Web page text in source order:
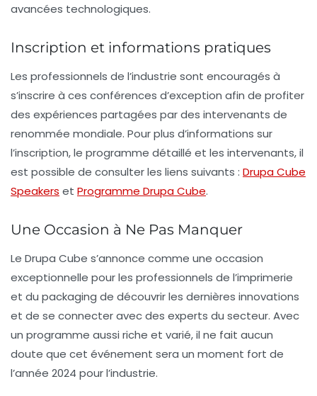
avancées technologiques.
Inscription et informations pratiques
Les professionnels de l’industrie sont encouragés à
s’inscrire à ces conférences d’exception afin de profiter
des expériences partagées par des intervenants de
renommée mondiale. Pour plus d’informations sur
l’inscription, le programme détaillé et les intervenants, il
est possible de consulter les liens suivants : Drupa Cube
Speakers et Programme Drupa Cube.
Une Occasion à Ne Pas Manquer
Le Drupa Cube s’annonce comme une occasion
exceptionnelle pour les professionnels de l’imprimerie
et du packaging de découvrir les dernières innovations
et de se connecter avec des experts du secteur. Avec
un programme aussi riche et varié, il ne fait aucun
doute que cet événement sera un moment fort de
l’année 2024 pour l’industrie.